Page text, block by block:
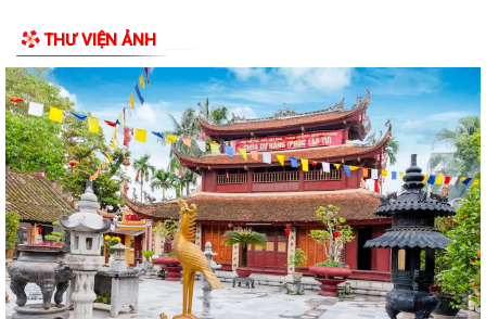
hỏi ốm đau, trợ cấp đối với một...
Bình Giang triển khai Kế hoạch lấy mẫu hài cốt liệt sĩ
Xã Bình Giang học tập nghị quyết Hôi nghị lần thứ ba Ban Chấp hành
Trung ương Đảng khóa XIV
Về việc phê duyệt quy trình nội bộ giải quyết thủ tục hành chính thuộc
phạm vi chức năng của Sở...
Về việc khai bố thủ tục hành chính nội bộ được sửa đổi, bổ sung thuộc
phạm vi, chức năng quản lý...
THƯ VIỆN ẢNH